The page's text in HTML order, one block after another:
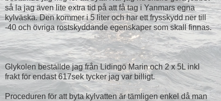
så la jag även lite extra tid på att få tag i Yanmars egna
kylväska. Den kommer i 5 liter och har ett frysskydd ner till
-40 och övriga rostskyddande egenskaper som skall finnas.
Glykolen beställde jag från Lidingö Marin och 2 x 5L inkl
frakt för endast 617sek tycker jag var billigt.
Proceduren för att byta kylvatten är tämligen enkel då man